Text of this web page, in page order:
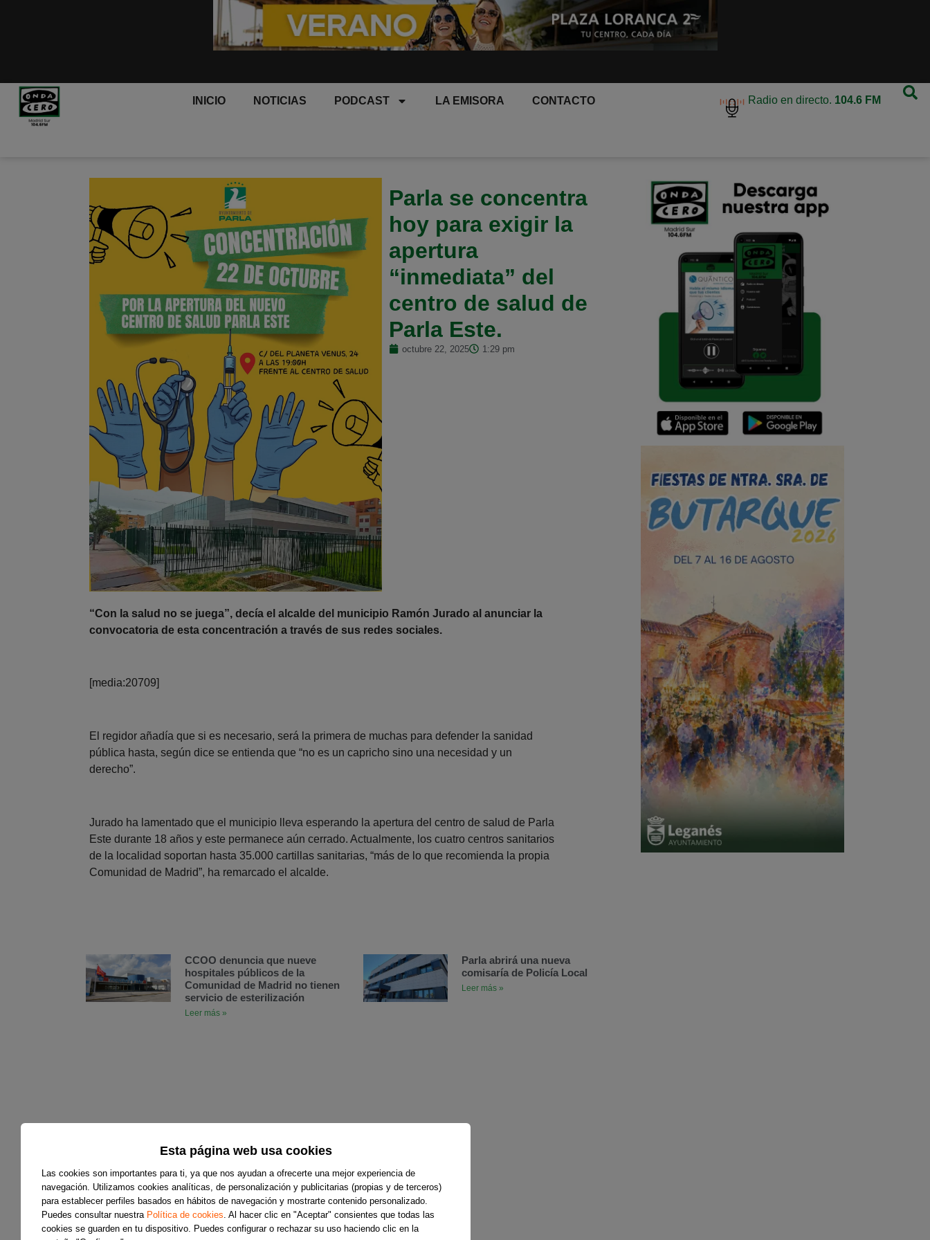
Esta página web usa cookies
Las cookies son importantes para ti, ya que nos ayudan a ofrecerte una mejor experiencia de
navegación. Utilizamos cookies analíticas, de personalización y publicitarias (propias y de terceros)
para establecer perfiles basados en hábitos de navegación y mostrarte contenido personalizado.
Puedes consultar nuestra Política de cookies. Al hacer clic en "Aceptar" consientes que todas las
cookies se guarden en tu dispositivo. Puedes configurar o rechazar su uso haciendo clic en la
INICIO NOTICIAS PODCAST LA EMISORA CONTACTO Radio en directo. 104.6 FM
Parla se concentra
hoy para exigir la
apertura
“inmediata” del
centro de salud de
Parla Este.
octubre 22, 2025 1:29 pm
“Con la salud no se juega”, decía el alcalde del municipio Ramón Jurado al anunciar la
convocatoria de esta concentración a través de sus redes sociales.
[media:20709]
El regidor añadía que si es necesario, será la primera de muchas para defender la sanidad
pública hasta, según dice se entienda que “no es un capricho sino una necesidad y un
derecho”.
Jurado ha lamentado que el municipio lleva esperando la apertura del centro de salud de Parla
Este durante 18 años y este permanece aún cerrado. Actualmente, los cuatro centros sanitarios
de la localidad soportan hasta 35.000 cartillas sanitarias, “más de lo que recomienda la propia
Comunidad de Madrid”, ha remarcado el alcalde.
CCOO denuncia que nueve
hospitales públicos de la
Comunidad de Madrid no tienen
servicio de esterilización
Leer más »
Parla abrirá una nueva
comisaría de Policía Local
Leer más »